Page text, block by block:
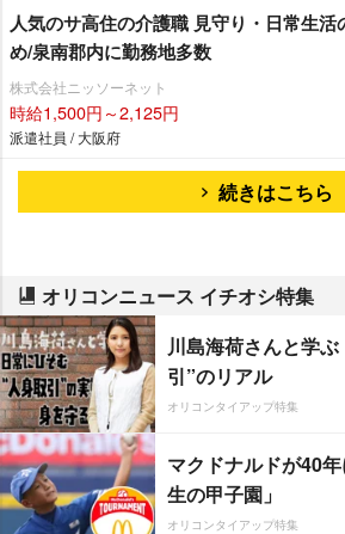
人気のサ高住の介護職 見守り・日常生
め/泉南郡内に勤務地多数
株式会社ニッソーネット
時給1,500円～2,125円
派遣社員 / 大阪府
続きはこちら
オリコンニュース イチオシ特集
川島海荷さんと学
引”のリアル
オリコンタイアップ特集
マクドナルドが40
生の甲子園」
オリコンタイアップ特集